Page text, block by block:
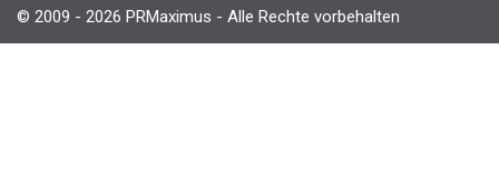
© 2009 - 2026 PRMaximus - Alle Rechte vorbehalten